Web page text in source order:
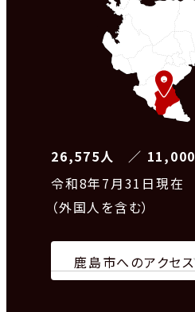
26,575人 ／ 11,000
令和8年7月31日現在
（外国人を含む）
鹿島市へのアクセス